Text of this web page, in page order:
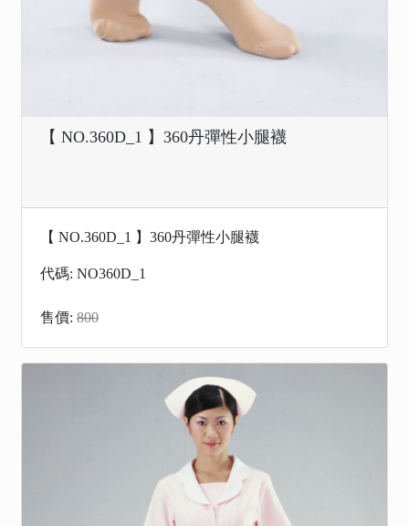
【 NO.360D_1 】360丹彈性小腿襪
【 NO.360D_1 】360丹彈性小腿襪
代碼: NO360D_1
售價: 800